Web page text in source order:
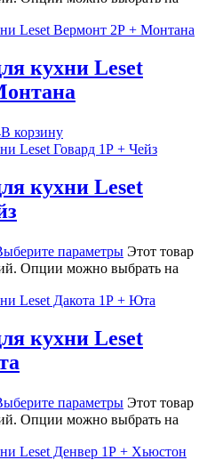
кухни Leset
В корзину
кухни Leset
параметры Этот товар
Опции можно выбрать на
кухни Leset
параметры Этот товар
Опции можно выбрать на